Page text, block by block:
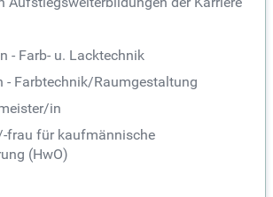
- Farb- u. Lacktechnik
- Farbtechnik/Raumgestaltung
in
frau für kaufmännische
(HwO)